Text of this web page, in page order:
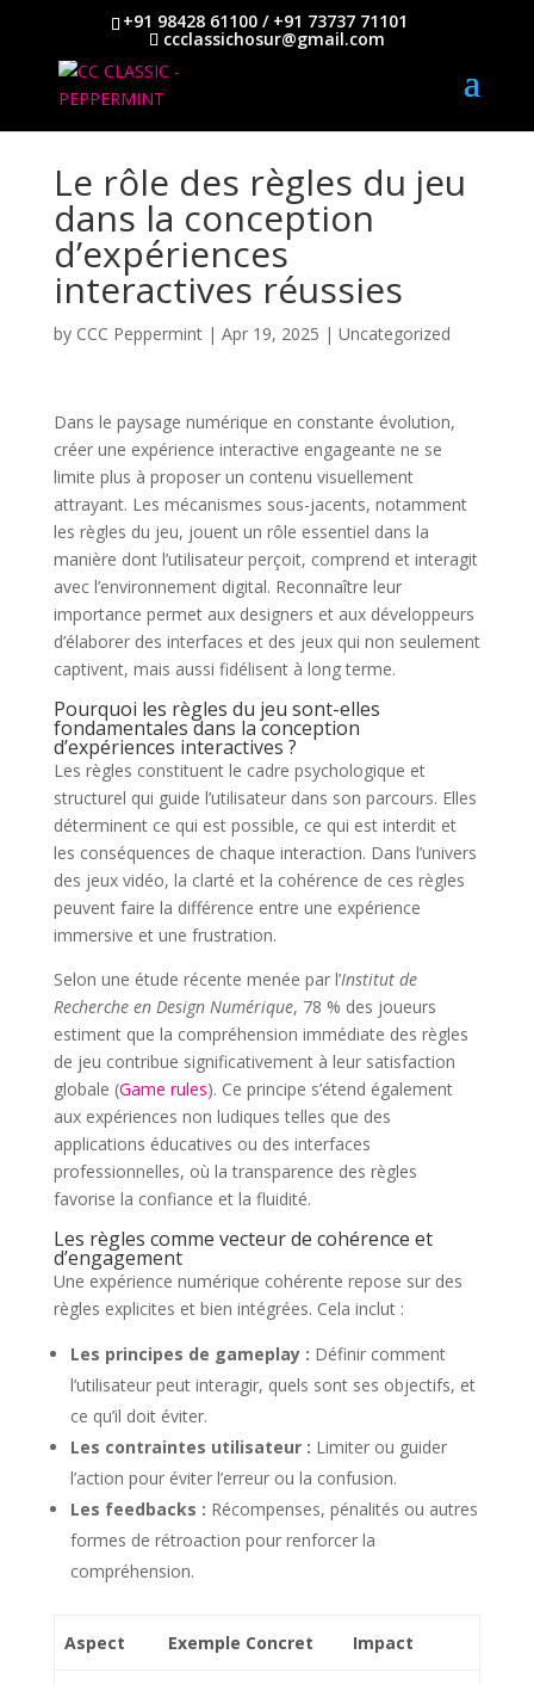
+91 98428 61100 / +91 73737 71101
ccclassichosur@gmail.com
Le rôle des règles du jeu
dans la conception
d’expériences
interactives réussies
by CCC Peppermint| Apr 19, 2025 | Uncategorized
Dans le paysage numérique en constante évolution,
créer une expérience interactive engageante ne se
limite plus à proposer un contenu visuellement
attrayant. Les mécanismes sous-jacents, notamment
les règles du jeu, jouent un rôle essentiel dans la
manière dont l’utilisateur perçoit, comprend et interagit
avec l’environnement digital. Reconnaître leur
importance permet aux designers et aux développeurs
d’élaborer des interfaces et des jeux qui non seulement
captivent, mais aussi fidélisent à long terme.
Pourquoi les règles du jeu sont-elles
fondamentales dans la conception
d’expériences interactives ?
Les règles constituent le cadre psychologique et
structurel qui guide l’utilisateur dans son parcours. Elles
déterminent ce qui est possible, ce qui est interdit et
les conséquences de chaque interaction. Dans l’univers
des jeux vidéo, la clarté et la cohérence de ces règles
peuvent faire la différence entre une expérience
immersive et une frustration.
Selon une étude récente menée par l’Institut de
Recherche en Design Numérique, 78 % des joueurs
estiment que la compréhension immédiate des règles
de jeu contribue significativement à leur satisfaction
globale (Game rules). Ce principe s’étend également
aux expériences non ludiques telles que des
applications éducatives ou des interfaces
professionnelles, où la transparence des règles
favorise la confiance et la fluidité.
Les règles comme vecteur de cohérence et
d’engagement
Une expérience numérique cohérente repose sur des
règles explicites et bien intégrées. Cela inclut :
Les principes de gameplay : Définir comment
l’utilisateur peut interagir, quels sont ses objectifs, et
ce qu’il doit éviter.
Les contraintes utilisateur : Limiter ou guider
l’action pour éviter l’erreur ou la confusion.
Les feedbacks : Récompenses, pénalités ou autres
formes de rétroaction pour renforcer la
compréhension.
Aspect Exemple Concret Impact